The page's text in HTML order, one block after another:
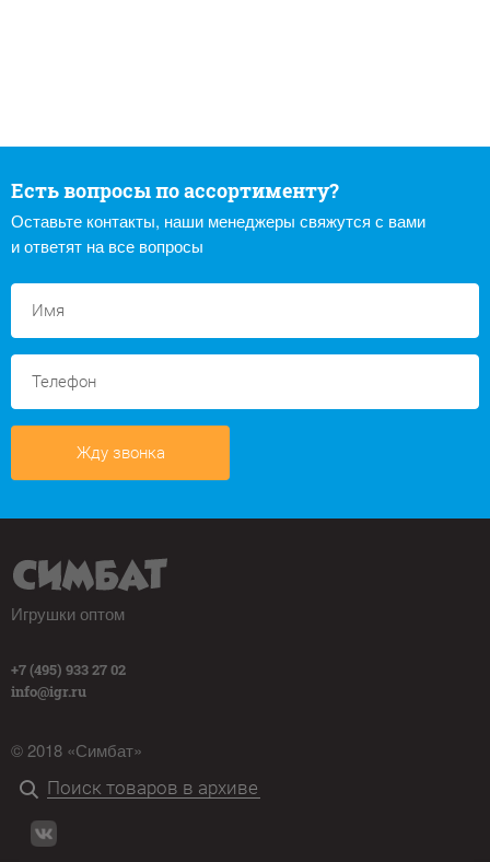
Есть вопросы по ассортименту?
Оставьте контакты, наши менеджеры свяжутся с вами
и ответят на все вопросы
Жду звонка
Игрушки оптом
+7 (495) 933 27 02
info@igr.ru
© 2018 «Симбат»